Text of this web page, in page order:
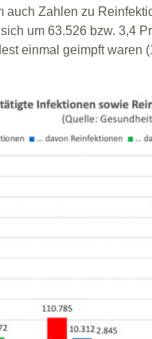
auch Zahlen zu
um 63.526 bzw. 3,4
einmal geimpft waren